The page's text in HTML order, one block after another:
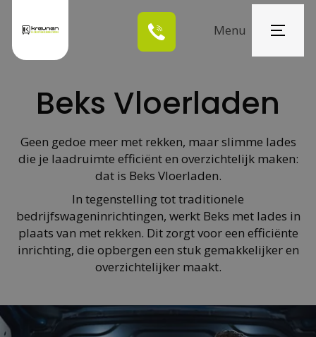
Menu
Oplossingen
Projecten
Nieuws
Contact
aan
Beks Vloerladen
Geen gedoe meer met rekken, maar slimme lades
die je laadruimte efficiënt en overzichtelijk maken:
dat is Beks Vloerladen.
In tegenstelling tot traditionele
bedrijfswageninrichtingen, werkt Beks met lades in
plaats van met rekken. Dit zorgt voor een efficiënte
inrichting, die opbergen een stuk gemakkelijker en
overzichtelijker maakt.